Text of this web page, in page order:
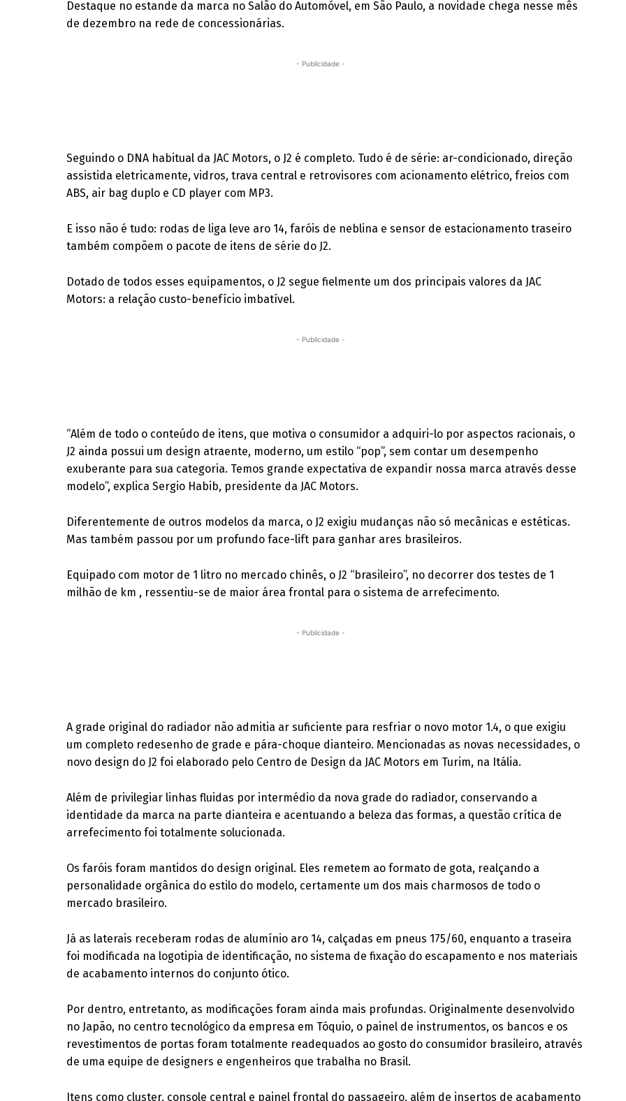
Destaque no estande da marca no Salão do Automóvel, em São Paulo, a novidade chega nesse mês
de dezembro na rede de concessionárias.
- Publicidade -
Seguindo o DNA habitual da JAC Motors, o J2 é completo. Tudo é de série: ar-condicionado, direção
assistida eletricamente, vidros, trava central e retrovisores com acionamento elétrico, freios com
ABS, air bag duplo e CD player com MP3.
E isso não é tudo: rodas de liga leve aro 14, faróis de neblina e sensor de estacionamento traseiro
também compõem o pacote de itens de série do J2.
Dotado de todos esses equipamentos, o J2 segue fielmente um dos principais valores da JAC
Motors: a relação custo-benefício imbatível.
- Publicidade -
“Além de todo o conteúdo de itens, que motiva o consumidor a adquiri-lo por aspectos racionais, o
J2 ainda possui um design atraente, moderno, um estilo “pop”, sem contar um desempenho
exuberante para sua categoria. Temos grande expectativa de expandir nossa marca através desse
modelo”, explica Sergio Habib, presidente da JAC Motors.
Diferentemente de outros modelos da marca, o J2 exigiu mudanças não só mecânicas e estéticas.
Mas também passou por um profundo face-lift para ganhar ares brasileiros.
Equipado com motor de 1 litro no mercado chinês, o J2 “brasileiro”, no decorrer dos testes de 1
milhão de km , ressentiu-se de maior área frontal para o sistema de arrefecimento.
- Publicidade -
A grade original do radiador não admitia ar suficiente para resfriar o novo motor 1.4, o que exigiu
um completo redesenho de grade e pára-choque dianteiro. Mencionadas as novas necessidades, o
novo design do J2 foi elaborado pelo Centro de Design da JAC Motors em Turim, na Itália.
Além de privilegiar linhas fluidas por intermédio da nova grade do radiador, conservando a
identidade da marca na parte dianteira e acentuando a beleza das formas, a questão crítica de
arrefecimento foi totalmente solucionada.
Os faróis foram mantidos do design original. Eles remetem ao formato de gota, realçando a
personalidade orgânica do estilo do modelo, certamente um dos mais charmosos de todo o
mercado brasileiro.
Já as laterais receberam rodas de alumínio aro 14, calçadas em pneus 175/60, enquanto a traseira
foi modificada na logotipia de identificação, no sistema de fixação do escapamento e nos materiais
de acabamento internos do conjunto ótico.
Por dentro, entretanto, as modificações foram ainda mais profundas. Originalmente desenvolvido
no Japão, no centro tecnológico da empresa em Tóquio, o painel de instrumentos, os bancos e os
revestimentos de portas foram totalmente readequados ao gosto do consumidor brasileiro, através
de uma equipe de designers e engenheiros que trabalha no Brasil.
Itens como cluster, console central e painel frontal do passageiro, além de insertos de acabamento